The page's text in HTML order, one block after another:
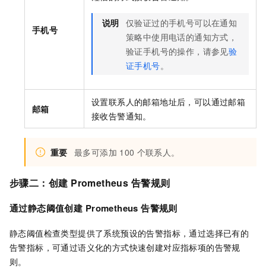
手机号
说明 仅验证过的手机号可以在通知
策略中使用电话的通知方式，
验证手机号的操作，请参见验
证手机号。
邮箱
设置联系人的邮箱地址后，可以通过邮箱
接收告警通知。
重要 最多可添加 100 个联系人。
步骤二：创建 Prometheus 告警规则
通过静态阈值创建 Prometheus 告警规则
静态阈值检查类型提供了系统预设的告警指标，通过选择已有的
告警指标，可通过语义化的方式快速创建对应指标项的告警规
则。